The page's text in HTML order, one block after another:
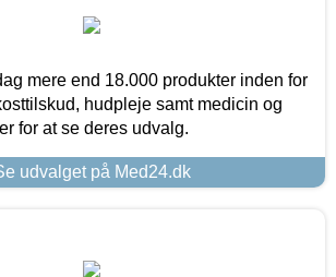
mere end 18.000 produkter inden for
hudpleje samt medicin og
for at se deres udvalg.
udvalget på Med24.dk